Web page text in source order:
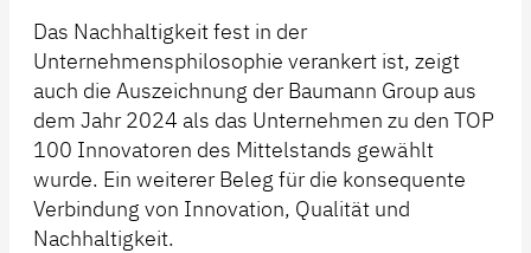
Das Nachhaltigkeit fest in der
Unternehmensphilosophie verankert ist, zeigt
auch die Auszeichnung der Baumann Group aus
dem Jahr 2024 als das Unternehmen zu den TOP
100 Innovatoren des Mittelstands gewählt
wurde. Ein weiterer Beleg für die konsequente
Verbindung von Innovation, Qualität und
Nachhaltigkeit.